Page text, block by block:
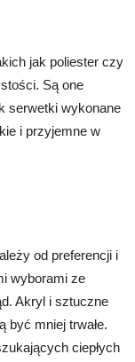
jak poliester czy
Są one
serwetki wykonane
i przyjemne w
od preferencji i
wyborami ze
Akryl i sztuczne
być mniej trwałe.
ciepłych